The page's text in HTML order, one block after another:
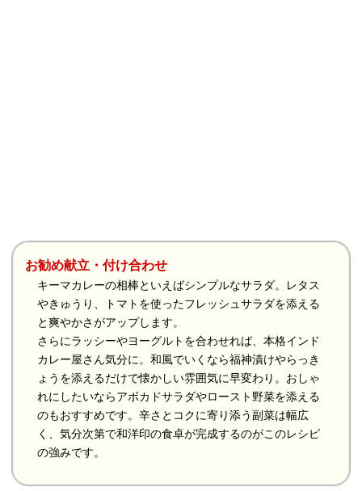
お勧め献立・付け合わせ
キーマカレーの相棒といえばシンプルなサラダ。レタス
やきゅうり、トマトを使ったフレッシュサラダを添える
と爽やかさがアップします。
さらにラッシーやヨーグルトを合わせれば、本格インド
カレー屋さん気分に。和風でいくなら福神漬けやらっき
ょうを添えるだけで懐かしい雰囲気に早変わり。おしゃ
れにしたいならアボカドサラダやロースト野菜を添える
のもおすすめです。辛さとコクに寄り添う副菜は幅広
く、気分次第で和洋印の食卓が完成するのがこのレシピ
の強みです。